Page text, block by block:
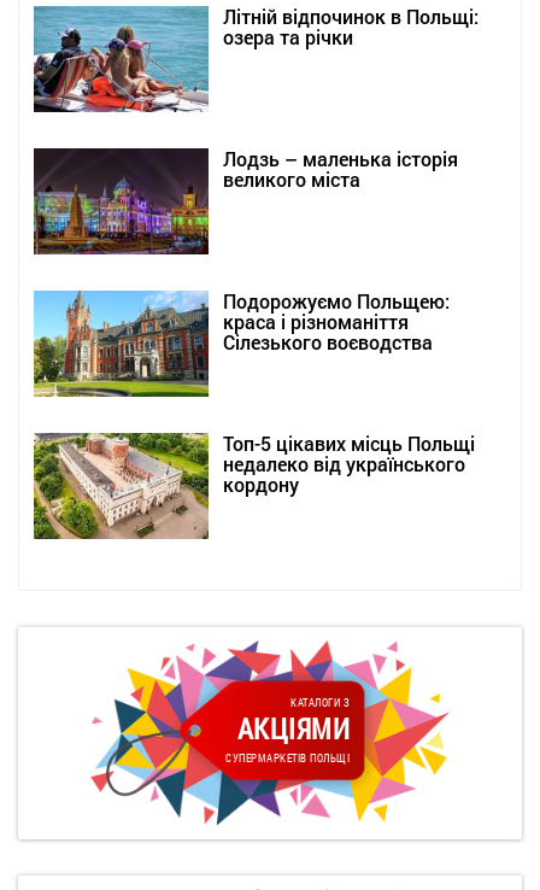
Літній відпочинок в Польщі:
озера та річки
Лодзь – маленька історія
великого міста
Подорожуємо Польщею:
краса і різноманіття
Сілезького воєводства
Топ-5 цікавих місць Польщі
недалеко від українського
кордону
КАТАЛОГИ З
АКЦІЯМИ
СУПЕРМАРКЕТІВ ПОЛЬЩІ